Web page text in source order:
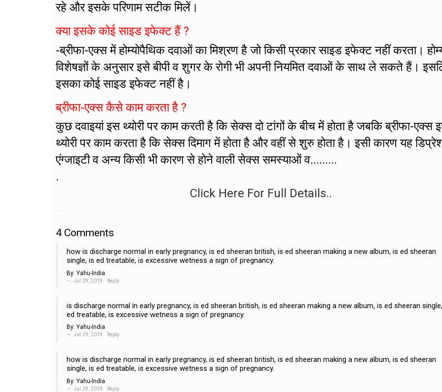
रहे और इसके परिणाम सटीक मिलें।
क्या इसके कोई साइड इफेक्ट हैं ?
-ब्रीफा-एक्स में होम्योपैथिक दवाओं का मिश्रण है जो किसी प्रकार साइड इफेक्ट नहीं करता।
विशेषज्ञों के अनुसार इसे बीपी व शुगर के रोगी भी अपनी नियमित दवाओं के साथ ले सकते हैं।
इसका कोई साइड इफेक्ट नहीं है।
ब्रीफा-एक्स कैसे काम करता है ?
कुछ दवाइयां इस थ्योरी पर काम करती है कि सेक्स दो टांगों के बीच में होता है जबकि ब्रीफा-एक्स
थ्योरी पर काम करता है कि सेक्स दिमाग में होता है और वहीं से शुरु होता है। इसी कारण यह
एंग्जाइटी व अन्य किसी भी कारण से होने वाली सेक्स समस्याओं व.........
.
Click Here For Full Details..
4 Comments
how is discharge normal in early pregnancy, is ed sheeran british, is ed sheeran making a new album, is ed sheeran
single, is ed treatable, is excessive wetness a sign of pregnancy.
By: Yahu-India
Jul 29, 2019 Reply
is discharge normal in early pregnancy, is ed sheeran british, is ed sheeran making a new album, is ed sheeran
ed treatable, is excessive wetness a sign of pregnancy.
By: Yahu-India
Jul 29, 2019 Reply
how is discharge normal in early pregnancy, is ed sheeran british, is ed sheeran making a new album, is ed sheeran
single, is ed treatable, is excessive wetness a sign of pregnancy.
By: Yahu-India
Jul 29, 2019 Reply